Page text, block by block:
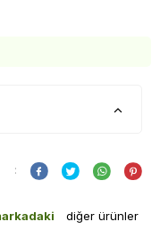
:
diğer ürünler